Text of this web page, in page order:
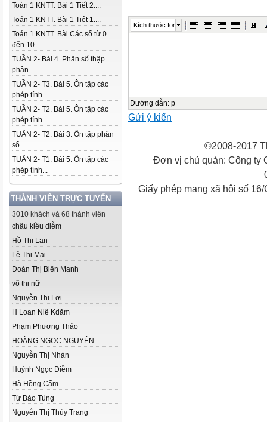
Toán 1 KNTT. Bài 1 Tiết 2....
Toán 1 KNTT. Bài 1 Tiết 1....
Toán 1 KNTT. Bài Các số từ 0
đến 10...
TUẦN 2- Bài 4. Phân số thập
phân...
TUẦN 2- T3. Bài 5. Ôn tập các
phép tính...
TUẦN 2- T2. Bài 5. Ôn tập các
phép tính...
TUẦN 2- T2. Bài 3. Ôn tập phân
số...
TUẦN 2- T1. Bài 5. Ôn tập các
phép tính...
THÀNH VIÊN TRỰC TUYẾN
3010 khách và 68 thành viên
châu kiều diễm
Hồ Thị Lan
Lê Thị Mai
Đoàn Thị Biên Manh
võ thị nữ
Nguyễn Thị Lợi
H Loan Niê Kdăm
Phạm Phương Thảo
HOÀNG NGỌC NGUYÊN
Nguyễn Thị Nhàn
Huỷnh Ngọc Diễm
Hà Hồng Cẩm
Từ Bảo Tùng
Nguyễn Thị Thùy Trang
Kích thước font
Đường dẫn: p
Gửi ý kiến
©2008-2017
Đơn vị chủ quản: Công ty
Giấy phép mạng xã hội số